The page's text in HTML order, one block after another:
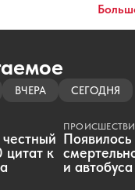
ВЧЕРА СЕГОДНЯ
к
и